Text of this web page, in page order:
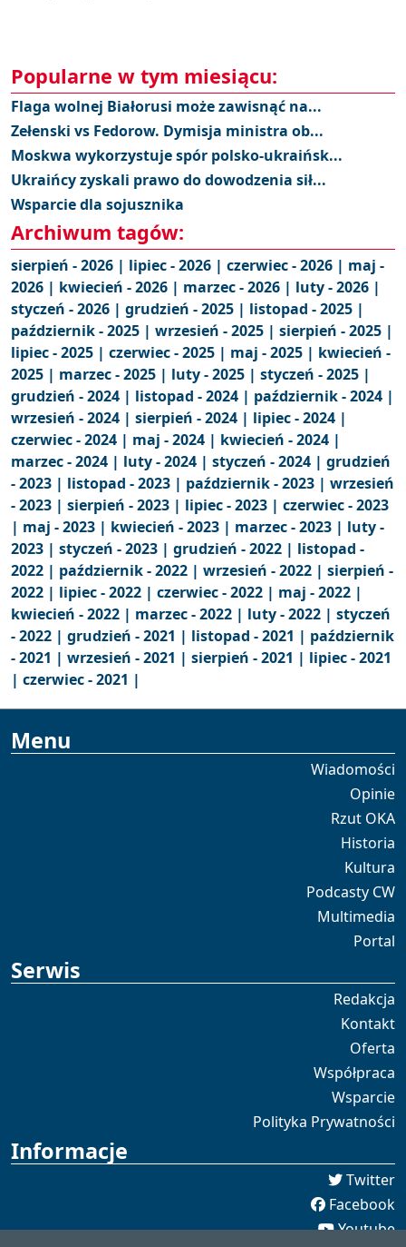
Popularne w tym miesiącu:
Flaga wolnej Białorusi może zawisnąć na...
Zełenski vs Fedorow. Dymisja ministra ob...
Moskwa wykorzystuje spór polsko-ukraińsk...
Ukraińcy zyskali prawo do dowodzenia sił...
Wsparcie dla sojusznika
Archiwum tagów:
sierpień - 2026 | lipiec - 2026 | czerwiec - 2026 | maj -
2026 | kwiecień - 2026 | marzec - 2026 | luty - 2026 |
styczeń - 2026 | grudzień - 2025 | listopad - 2025 |
październik - 2025 | wrzesień - 2025 | sierpień - 2025 |
lipiec - 2025 | czerwiec - 2025 | maj - 2025 | kwiecień -
2025 | marzec - 2025 | luty - 2025 | styczeń - 2025 |
grudzień - 2024 | listopad - 2024 | październik - 2024 |
wrzesień - 2024 | sierpień - 2024 | lipiec - 2024 |
czerwiec - 2024 | maj - 2024 | kwiecień - 2024 |
marzec - 2024 | luty - 2024 | styczeń - 2024 | grudzień
- 2023 | listopad - 2023 | październik - 2023 | wrzesień
- 2023 | sierpień - 2023 | lipiec - 2023 | czerwiec - 2023
| maj - 2023 | kwiecień - 2023 | marzec - 2023 | luty -
2023 | styczeń - 2023 | grudzień - 2022 | listopad -
2022 | październik - 2022 | wrzesień - 2022 | sierpień -
2022 | lipiec - 2022 | czerwiec - 2022 | maj - 2022 |
kwiecień - 2022 | marzec - 2022 | luty - 2022 | styczeń
- 2022 | grudzień - 2021 | listopad - 2021 | październik
- 2021 | wrzesień - 2021 | sierpień - 2021 | lipiec - 2021
| czerwiec - 2021 |
Menu
Wiadomości
Opinie
Rzut OKA
Historia
Kultura
Podcasty CW
Multimedia
Portal
Serwis
Redakcja
Kontakt
Oferta
Współpraca
Wsparcie
Polityka Prywatności
Informacje
Twitter
Facebook
Youtube